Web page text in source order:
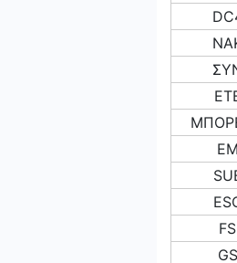
EM
FS
GS